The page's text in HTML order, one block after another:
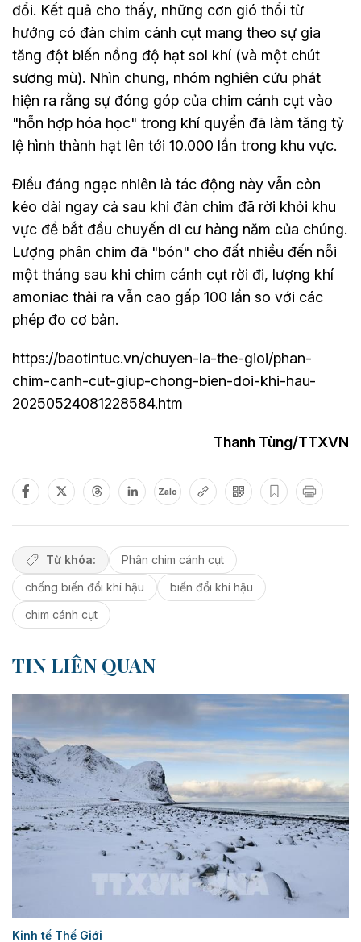
đổi. Kết quả cho thấy, những cơn gió thổi từ
hướng có đàn chim cánh cụt mang theo sự gia
tăng đột biến nồng độ hạt sol khí (và một chút
sương mù). Nhìn chung, nhóm nghiên cứu phát
hiện ra rằng sự đóng góp của chim cánh cụt vào
"hỗn hợp hóa học" trong khí quyển đã làm tăng tỷ
lệ hình thành hạt lên tới 10.000 lần trong khu vực.
Điều đáng ngạc nhiên là tác động này vẫn còn
kéo dài ngay cả sau khi đàn chim đã rời khỏi khu
vực để bắt đầu chuyến di cư hàng năm của chúng.
Lượng phân chim đã "bón" cho đất nhiều đến nỗi
một tháng sau khi chim cánh cụt rời đi, lượng khí
amoniac thải ra vẫn cao gấp 100 lần so với các
phép đo cơ bản.
https://baotintuc.vn/chuyen-la-the-gioi/phan-
chim-canh-cut-giup-chong-bien-doi-khi-hau-
20250524081228584.htm
Thanh Tùng/TTXVN
Zalo
Từ khóa:
Phân chim cánh cụt
chống biến đổi khí hậu
biến đổi khí hậu
chim cánh cụt
TIN LIÊN QUAN
Kinh tế Thế Giới